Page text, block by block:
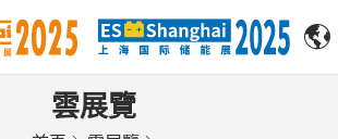
雲展覽